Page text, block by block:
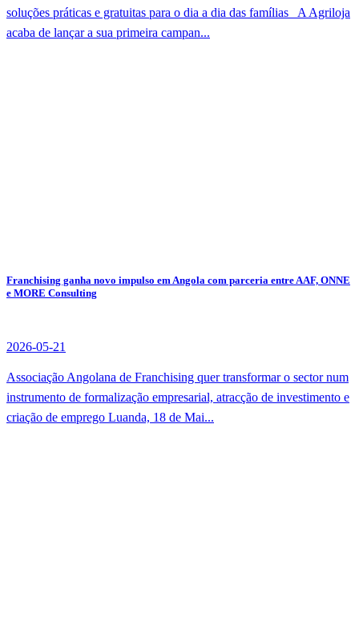
soluções práticas e gratuitas para o dia a dia das famílias A Agriloja
acaba de lançar a sua primeira campan...
Franchising ganha novo impulso em Angola com parceria entre AAF, ONNE
e MORE Consulting
2026-05-21
Associação Angolana de Franchising quer transformar o sector num
instrumento de formalização empresarial, atracção de investimento e
criação de emprego Luanda, 18 de Mai...